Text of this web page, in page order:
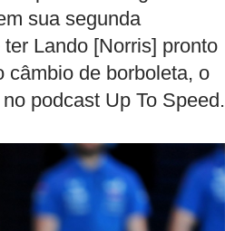
sua segunda
Lando [Norris] pronto
câmbio de borboleta, o
podcast Up To Speed.